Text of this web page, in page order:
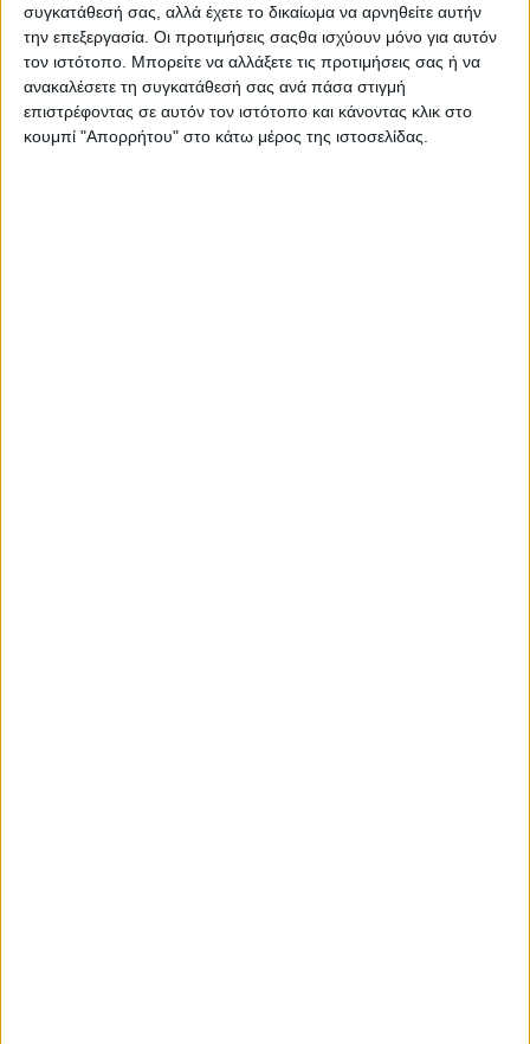
συγκατάθεσή σας, αλλά έχετε το δικαίωμα να αρνηθείτε αυτήν
την επεξεργασία. Οι προτιμήσεις σαςθα ισχύουν μόνο για αυτόν
τον ιστότοπο. Μπορείτε να αλλάξετε τις προτιμήσεις σας ή να
ανακαλέσετε τη συγκατάθεσή σας ανά πάσα στιγμή
επιστρέφοντας σε αυτόν τον ιστότοπο και κάνοντας κλικ στο
κουμπί "Απορρήτου" στο κάτω μέρος της ιστοσελίδας.
ΚΟΙΝΟΠΟΊΗΣΗ
TagsΧρήστος Ζαρκαβέλης